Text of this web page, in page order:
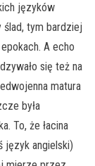
języków
tym bardziej
A echo
się też na
matura
była
To, że łacina
język angielski)